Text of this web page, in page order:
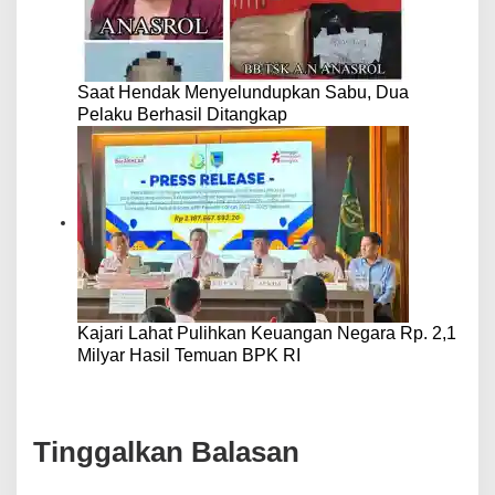
Saat Hendak Menyelundupkan Sabu, Dua
Pelaku Berhasil Ditangkap
Kajari Lahat Pulihkan Keuangan Negara Rp. 2,1
Milyar Hasil Temuan BPK RI
Tinggalkan Balasan